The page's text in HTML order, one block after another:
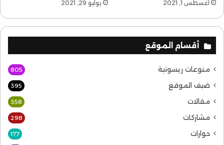
أغسطس 1, 2021 يوليو 29, 2021
أقسام الموقع
منوعات ريسونية 805
ضيف الموقع 395
مقالات 358
مشاركات 298
حوارات 177